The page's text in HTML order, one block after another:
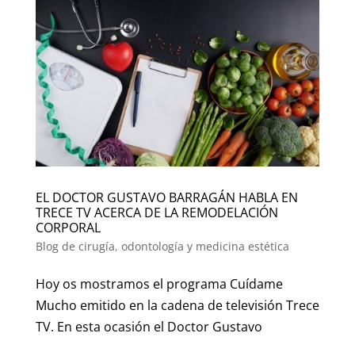
EL DOCTOR GUSTAVO BARRAGÁN HABLA EN
TRECE TV ACERCA DE LA REMODELACIÓN
CORPORAL
Blog de cirugía, odontología y medicina estética
Hoy os mostramos el programa Cuídame
Mucho emitido en la cadena de televisión Trece
TV. En esta ocasión el Doctor Gustavo